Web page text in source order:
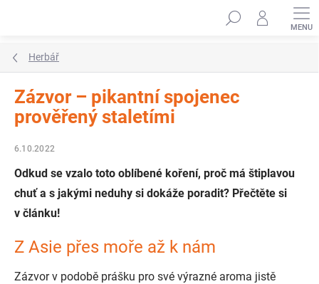
Hledat
Herbář
Zázvor – pikantní spojenec
prověřený staletími
6.10.2022
Odkud se vzalo toto oblíbené koření, proč má štiplavou
chuť a s jakými neduhy si dokáže poradit? Přečtěte si
v článku!
Z Asie přes moře až k nám
Zázvor v podobě prášku pro své výrazné aroma jistě